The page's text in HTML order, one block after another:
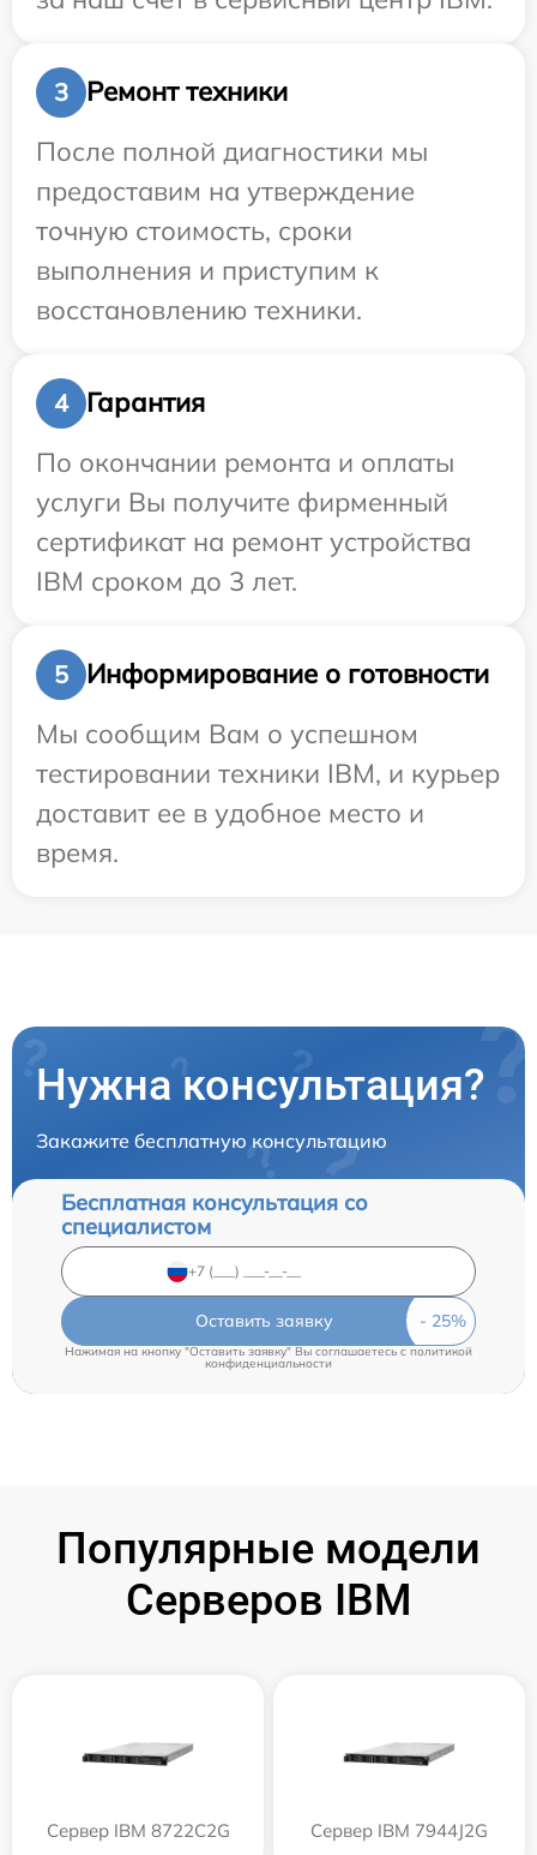
3
Ремонт техники
После полной диагностики мы
предоставим на утверждение
точную стоимость, сроки
выполнения и приступим к
восстановлению техники.
4
Гарантия
По окончании ремонта и оплаты
услуги Вы получите фирменный
сертификат на ремонт устройства
IBM сроком до 3 лет.
5
Информирование о готовности
Мы сообщим Вам о успешном
тестировании техники IBM, и курьер
доставит ее в удобное место и
время.
Нужна консультация?
Закажите бесплатную консультацию
Бесплатная консультация со
специалистом
Оставить заявку
Нажимая на кнопку "Оставить заявку" Вы соглашаетесь cполитикой
конфиденциальности
Популярные модели
Серверов IBM
Сервер IBM 8722C2G Сервер IBM 7944J2G